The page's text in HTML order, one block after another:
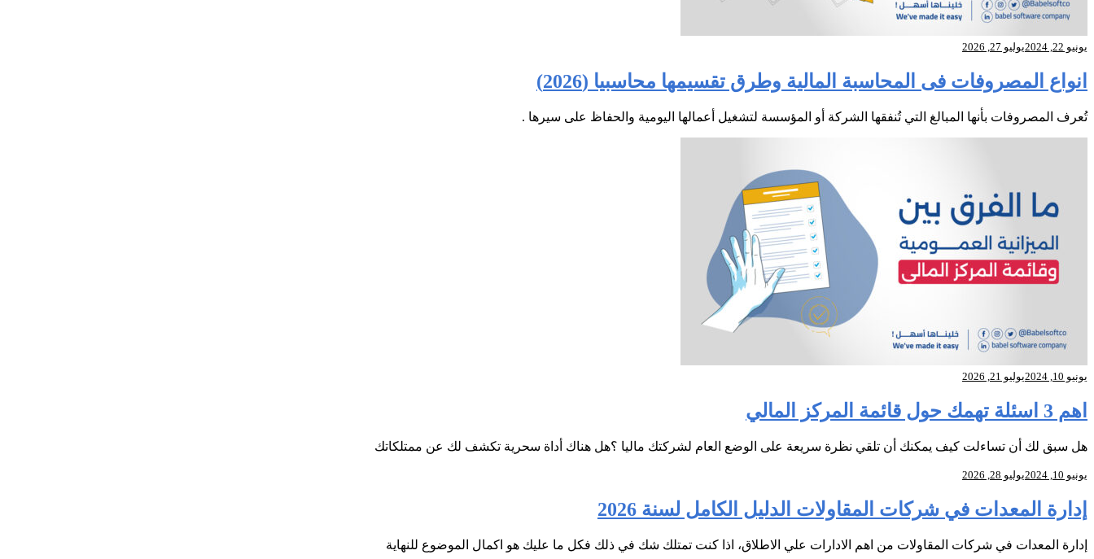
يونيو 22, 2024 يوليو 27, 2026
انواع المصروفات فى المحاسبة المالية وطرق تقسيمها محاسبيا (2026)
تُعرف المصروفات بأنها المبالغ التي تُنفقها الشركة أو المؤسسة لتشغيل أعمالها اليومية والحفاظ على سيرها .
يونيو 10, 2024 يوليو 21, 2026
اهم 3 اسئلة تهمك حول قائمة المركز المالي
هل سبق لك أن تساءلت كيف يمكنك أن تلقي نظرة سريعة على الوضع العام لشركتك ماليا ؟هل هناك أداة سحرية تكشف لك عن ممتلكاتك
يونيو 10, 2024 يوليو 28, 2026
إدارة المعدات في شركات المقاولات الدليل الكامل لسنة 2026
إدارة المعدات في شركات المقاولات من اهم الادارات علي الاطلاق، اذا كنت تمتلك شك في ذلك فكل ما عليك هو اكمال الموضوع للنهاية